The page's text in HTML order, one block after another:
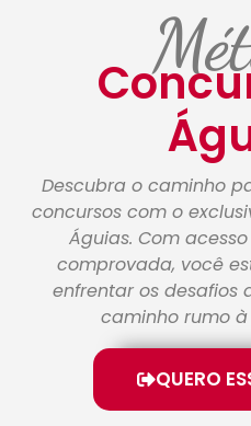
Descubra o caminho
concursos com o
Águias. Com
comprovada, você
enfrentar os desafios
caminho rumo
QUERO